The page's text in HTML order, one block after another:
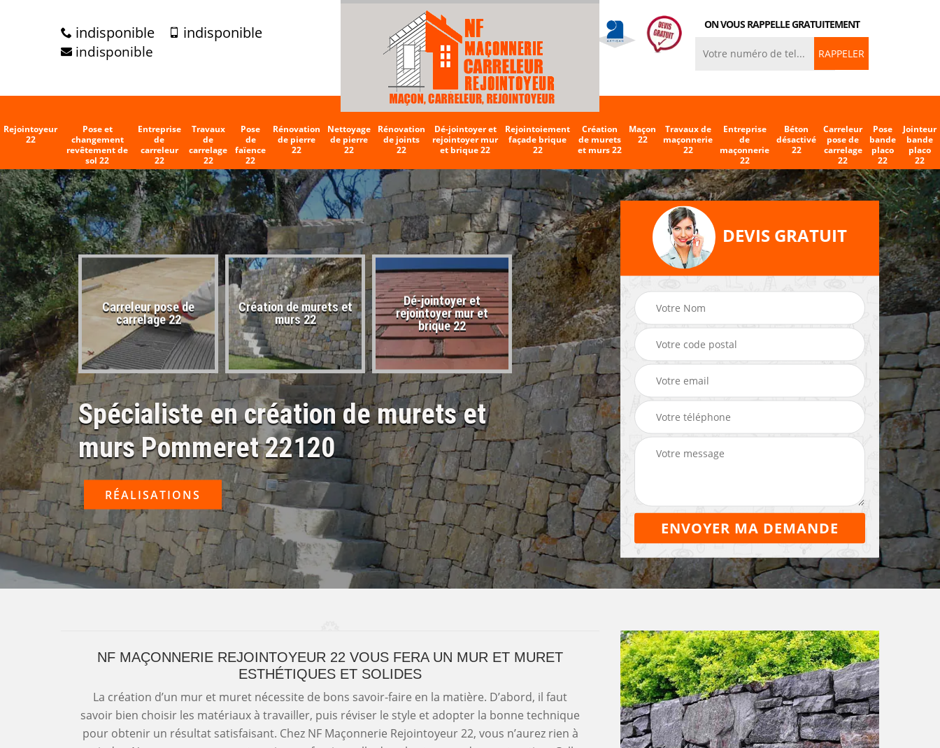
indisponible indisponible
indisponible
ON VOUS RAPPELLE GRATUITEMENT
Rejointoyeur
22
Pose et
changement
revêtement de
sol 22
Entreprise
de
carreleur
22
Travaux
de
carrelage
22
Pose
de
faïence
22
Rénovation
de pierre
22
Nettoyage
de pierre
22
Rénovation
de joints
22
Dé-jointoyer et
rejointoyer mur
et brique 22
Rejointoiement
façade brique
22
Création
de murets
et murs 22
Maçon
22
Travaux de
maçonnerie
22
Entreprise
de
maçonnerie
22
Béton
désactivé
22
Carreleur
pose de
carrelage
22
Pose
bande
placo
22
Jointeur
bande
placo
22
22
Carreleur pose de
carrelage 22
Création de murets et
murs 22
Dé-jointoyer et
rejointoyer mur et
brique 22
Entreprise de carreleur
22
Entreprise de
Maçon 22
Spécialiste en création de murets et
murs Pommeret 22120
RÉALISATIONS
DEVIS GRATUIT
NF MAÇONNERIE REJOINTOYEUR 22 VOUS FERA UN MUR ET MURET
ESTHÉTIQUES ET SOLIDES
La création d’un mur et muret nécessite de bons savoir-faire en la matière. D’abord, il faut
savoir bien choisir les matériaux à travailler, puis réviser le style et adopter la bonne technique
pour obtenir un résultat satisfaisant. Chez NF Maçonnerie Rejointoyeur 22, vous n’aurez rien à